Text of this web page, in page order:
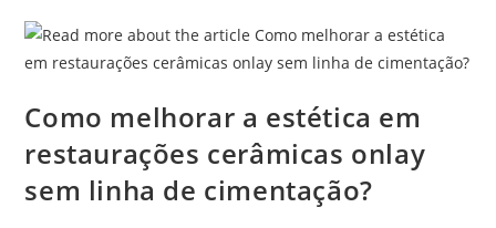
Como melhorar a estética em
restaurações cerâmicas onlay
sem linha de cimentação?